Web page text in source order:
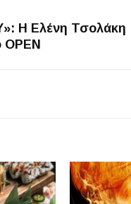
Η Ελένη Τσολάκη
OPEN